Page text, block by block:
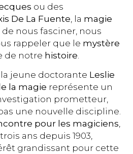
ou des
De La Fuente , la magie
nous fasciner, nous
rappeler que le mystère
de notre histoire
jeune doctorante Leslie
la magie représente un
prometteur,
une nouvelle discipline.
pour les magiciens,
ans depuis 1903,
grandissant pour cette